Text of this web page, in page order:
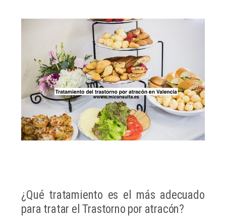
¿Qué tratamiento es el más adecuado
para tratar el Trastorno por atracón?